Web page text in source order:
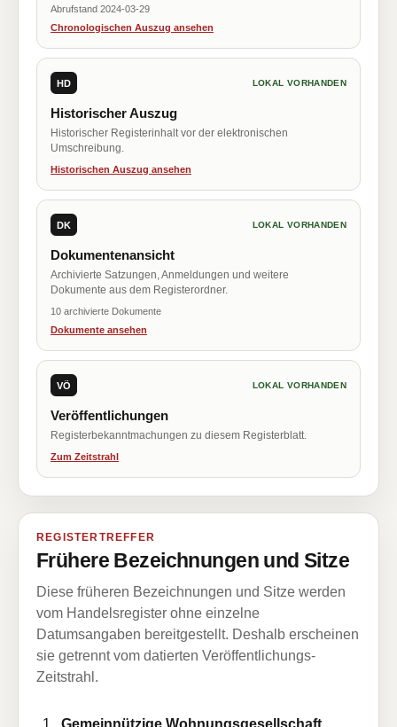
Abrufstand 2024-03-29
Chronologischen Auszug ansehen
HD LOKAL VORHANDEN
Historischer Auszug
Historischer Registerinhalt vor der elektronischen
Umschreibung.
Historischen Auszug ansehen
DK LOKAL VORHANDEN
Dokumentenansicht
Archivierte Satzungen, Anmeldungen und weitere
Dokumente aus dem Registerordner.
10 archivierte Dokumente
Dokumente ansehen
VÖ LOKAL VORHANDEN
Veröffentlichungen
Registerbekanntmachungen zu diesem Registerblatt.
Zum Zeitstrahl
REGISTERTREFFER
Frühere Bezeichnungen und Sitze
Diese früheren Bezeichnungen und Sitze werden
vom Handelsregister ohne einzelne
Datumsangaben bereitgestellt. Deshalb erscheinen
sie getrennt vom datierten Veröffentlichungs-
Zeitstrahl.
Gemeinnützige Wohnungsgesellschaft